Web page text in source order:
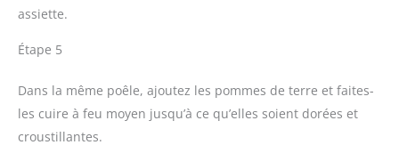
assiette.
Étape 5
Dans la même poêle, ajoutez les pommes de terre et faites-
les cuire à feu moyen jusqu’à ce qu’elles soient dorées et
croustillantes.